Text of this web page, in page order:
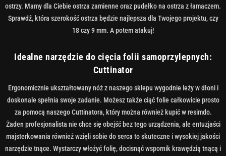
ostrzy. Mamy dla Ciebie ostrza zamienne oraz pudełko na ostrza z łamaczem.
Sprawdź, która szerokość ostrza będzie najlepsza dla Twojego projektu, czy
18 czy 9 ​​mm. A potem atakuj!
Idealne narzędzie do cięcia folii samoprzylepnych:
Cuttinator
Ergonomicznie ukształtowany nóż z naszego sklepu wygodnie leży w dłoni i
doskonale spełnia swoje zadanie. Możesz także ciąć folie całkowicie prosto
za pomocą naszego Cuttinatora, który można również kupić w resimdo.
Żaden profesjonalista nie chce się obejść bez tego urządzenia, ale entuzjaści
majsterkowania również wzięli sobie do serca to skuteczne i wysokiej jakości
narzędzie tnące. Wystarczy włożyć folię, docisnąć wspornik krawędzią tnącą i